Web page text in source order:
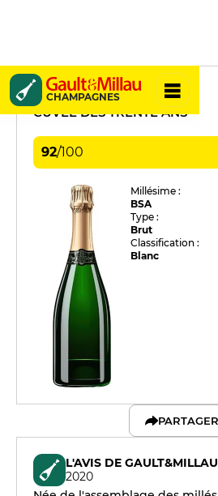
CHAMPAGNES
Fleury
CUVÉE DES TRENTE ANS
92/100
Millésime :
BSA
Type :
Brut
Classification :
Blanc
PARTAGER
L'AVIS DE GAULT&MILLAU
2020